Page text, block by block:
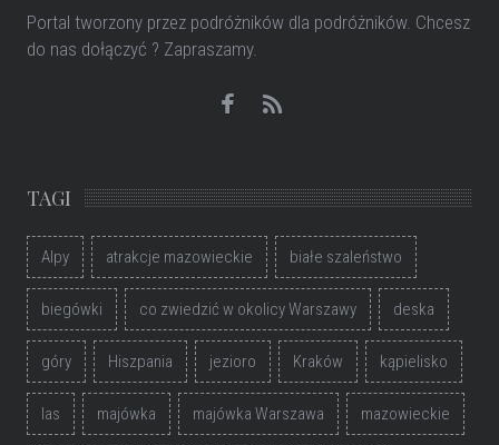
Portal tworzony przez podróżników dla podróżników. Chcesz
do nas dołączyć ? Zapraszamy.
TAGI
Alpy atrakcje mazowieckie białe szaleństwo
biegówki co zwiedzić w okolicy Warszawy deska
góry Hiszpania jezioro Kraków kąpielisko
las majówka majówka Warszawa mazowieckie